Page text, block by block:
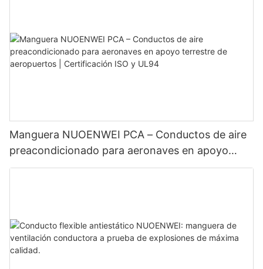
Manguera NUOENWEI PCA – Conductos de aire
preacondicionado para aeronaves en apoyo
terrestre de aeropuertos | Certificación ISO y